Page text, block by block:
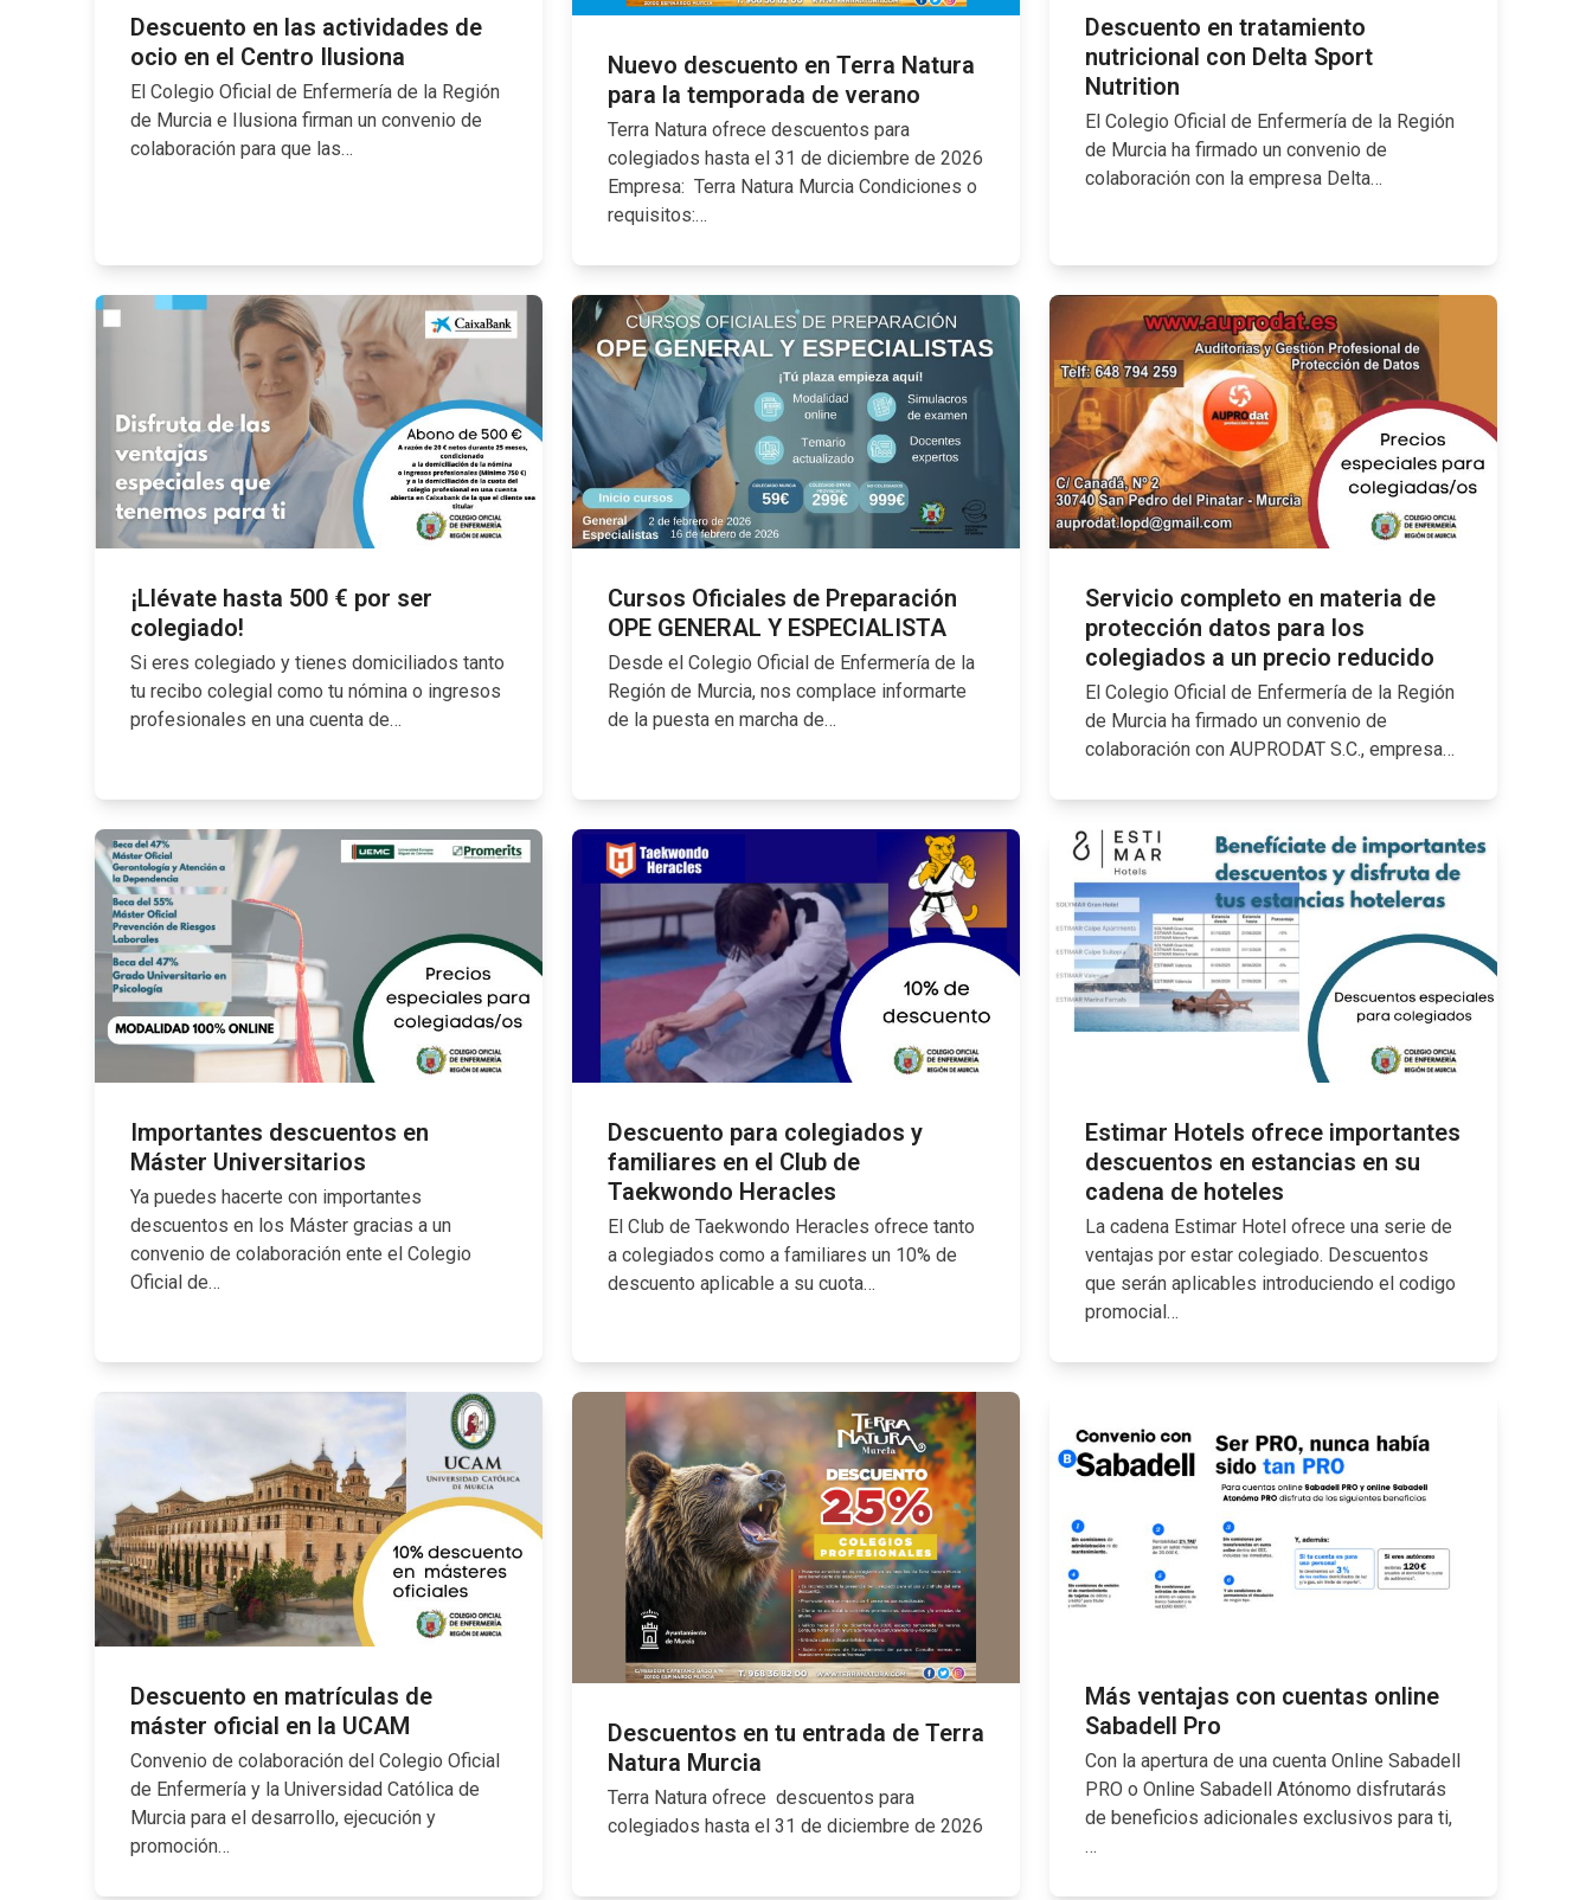
Descuento en las actividades de
ocio en el Centro Ilusiona
El Colegio Oficial de Enfermería de la Región
de Murcia e Ilusiona firman un convenio de
colaboración para que las…
Nuevo descuento en Terra Natura
para la temporada de verano
Terra Natura ofrece descuentos para
colegiados hasta el 31 de diciembre de 2026
Empresa: Terra Natura Murcia Condiciones o
requisitos:…
Descuento en tratamiento
nutricional con Delta Sport
Nutrition
El Colegio Oficial de Enfermería de la Región
de Murcia ha firmado un convenio de
colaboración con la empresa Delta…
¡Llévate hasta 500 € por ser
colegiado!
Si eres colegiado y tienes domiciliados tanto
tu recibo colegial como tu nómina o ingresos
profesionales en una cuenta de…
Cursos Oficiales de Preparación
OPE GENERAL Y ESPECIALISTA
Desde el Colegio Oficial de Enfermería de la
Región de Murcia, nos complace informarte
de la puesta en marcha de…
Servicio completo en materia de
protección datos para los
colegiados a un precio reducido
El Colegio Oficial de Enfermería de la Región
de Murcia ha firmado un convenio de
colaboración con AUPRODAT S.C., empresa…
Importantes descuentos en
Máster Universitarios
Ya puedes hacerte con importantes
descuentos en los Máster gracias a un
convenio de colaboración ente el Colegio
Oficial de…
Descuento para colegiados y
familiares en el Club de
Taekwondo Heracles
El Club de Taekwondo Heracles ofrece tanto
a colegiados como a familiares un 10% de
descuento aplicable a su cuota…
Estimar Hotels ofrece importantes
descuentos en estancias en su
cadena de hoteles
La cadena Estimar Hotel ofrece una serie de
ventajas por estar colegiado. Descuentos
que serán aplicables introduciendo el codigo
promocial…
Descuento en matrículas de
máster oficial en la UCAM
Convenio de colaboración del Colegio Oficial
de Enfermería y la Universidad Católica de
Murcia para el desarrollo, ejecución y
promoción…
Descuentos en tu entrada de Terra
Natura Murcia
Terra Natura ofrece descuentos para
colegiados hasta el 31 de diciembre de 2026
Más ventajas con cuentas online
Sabadell Pro
Con la apertura de una cuenta Online Sabadell
PRO o Online Sabadell Atónomo disfrutarás
de beneficios adicionales exclusivos para ti,
…